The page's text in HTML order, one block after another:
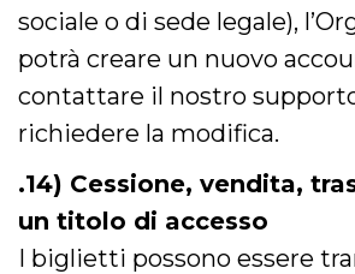
sociale o di sede legale),
potrà creare un nuovo
contattare il nostro
richiedere la modifica.
.14) Cessione, vendita,
un titolo di accesso
I biglietti possono essere